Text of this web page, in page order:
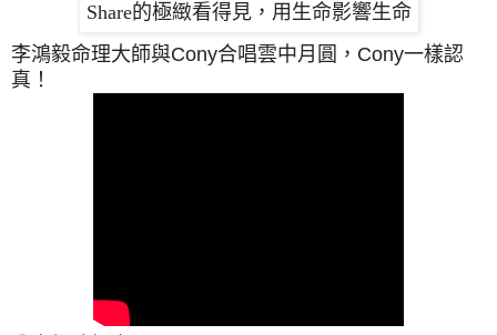
Share的極緻看得見，用生命影響生命
李鴻毅命理大師與Cony合唱雲中月圓，Cony一樣認
真！